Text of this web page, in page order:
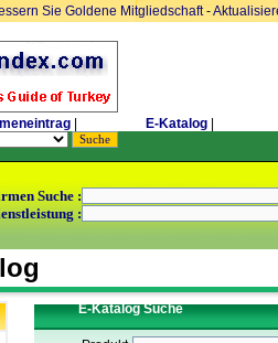
Sie Goldene Mitgliedschaft-
E-Katalog
Suche :
:
E-Katalog Suche